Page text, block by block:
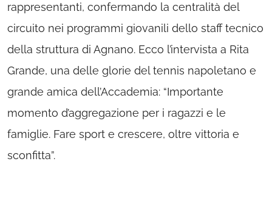
rappresentanti, confermando la centralità del
circuito nei programmi giovanili dello staff tecnico
della struttura di Agnano. Ecco l’intervista a Rita
Grande, una delle glorie del tennis napoletano e
grande amica dell’Accademia: “Importante
momento d’aggregazione per i ragazzi e le
famiglie. Fare sport e crescere, oltre vittoria e
sconfitta”.